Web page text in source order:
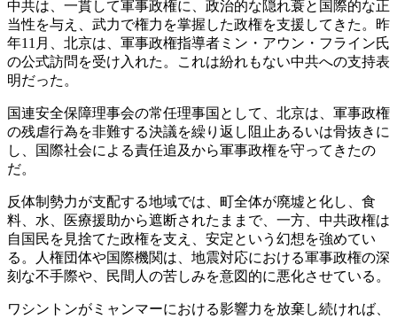
中共は、一貫して軍事政権に、政治的な隠れ蓑と国際的な正
当性を与え、武力で権力を掌握した政権を支援してきた。昨
年11月、北京は、軍事政権指導者ミン・アウン・フライン氏
の公式訪問を受け入れた。これは紛れもない中共への支持表
明だった。
国連安全保障理事会の常任理事国として、北京は、軍事政権
の残虐行為を非難する決議を繰り返し阻止あるいは骨抜きに
し、国際社会による責任追及から軍事政権を守ってきたの
だ。
反体制勢力が支配する地域では、町全体が廃墟と化し、食
料、水、医療援助から遮断されたままで、一方、中共政権は
自国民を見捨てた政権を支え、安定という幻想を強めてい
る。人権団体や国際機関は、地震対応における軍事政権の深
刻な不手際や、民間人の苦しみを意図的に悪化させている。
ワシントンがミャンマーにおける影響力を放棄し続ければ、